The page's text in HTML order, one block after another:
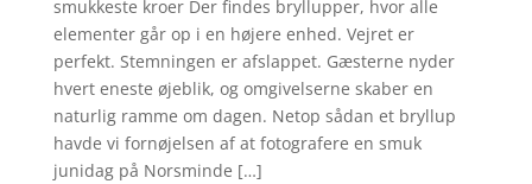
smukkeste kroer Der findes bryllupper, hvor alle
elementer går op i en højere enhed. Vejret er
perfekt. Stemningen er afslappet. Gæsterne nyder
hvert eneste øjeblik, og omgivelserne skaber en
naturlig ramme om dagen. Netop sådan et bryllup
havde vi fornøjelsen af at fotografere en smuk
junidag på Norsminde […]